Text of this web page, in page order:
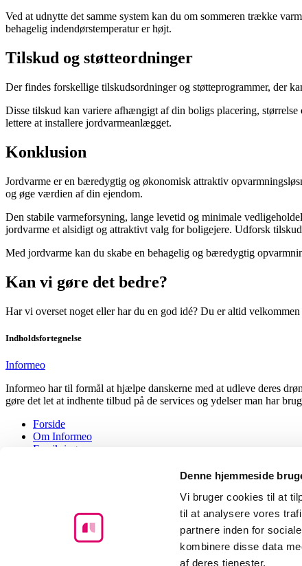
Denne hjemmeside
Vi bruger cookies til at
til at analysere vores
partnere inden for
kombinere disse data
af deres tjenester.
Ved at udnytte det samme system kan du om sommeren trække
behagelig indendørstemperatur er højt.
Tilskud og støtteordninger
Der findes forskellige tilskudsordninger og støtteprogrammer, der
Disse tilskud kan variere afhængigt af din boligs placering,
lettere at installere jordvarmeanlægget.
Konklusion
Jordvarme er en bæredygtig og økonomisk attraktiv
og øge værdien af din ejendom.
Den stabile varmeforsyning, lange levetid og minimale
jordvarme et alsidigt og attraktivt valg for boligejere. Udforsk
Med jordvarme kan du skabe en behagelig og bæredygtig
Kan vi gøre det bedre?
Har vi overset noget eller har du en god idé? Du er altid
Indholdsfortegnelse
Informeo
Informeo har til formål at hjælpe danskerne med at udleve deres
gøre det let at indhente tilbud på de services og ydelser man har
Forside
Om Informeo
Forsikring
Energioptimering